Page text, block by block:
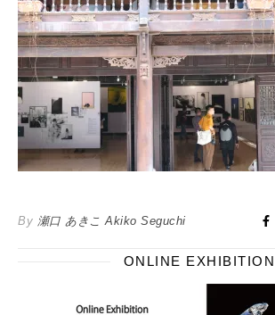
By 瀬口 あきこ Akiko Seguchi
ONLINE EXHIBITION